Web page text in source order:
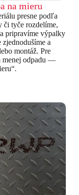
na mieru
presne podľa
či tyče rozdelíme,
pripravíme výpalky
a
montáž. Pre
menej odpadu —